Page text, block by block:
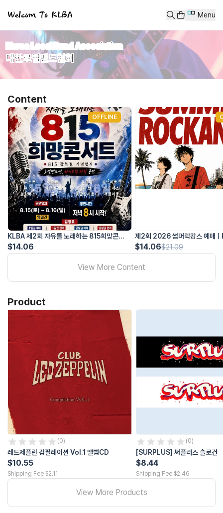
#대한로컬밴드협회 #로컬밴드사관학교 #KLBA #로컬밴드활성화
home
상품
products
콘텐츠
classes
Korea Local Band Asocciation
대한로컬밴드협회
예매, 교육 바로가기
콘텐츠 목록
KLBA 제2회 자유를 노래하는 815희망콘서트
제2회 2026 썸머락캉스 예매ㅣKLBA 여름 코스프레 밴드 클럽 페스티
블랙홀 2026서곡 Live In Daeguㅣ게스트: 빅나인, 룬
[KLBA 2025 레드크리스마스] 락왕 인디밴드페스티벌.양일권. 선착순
[정기공연] [1WATT x RUNE x 게스트.RIZZ] 2025.10.25 FEAST
강사밴드 원와트의 밴드 마스터 클래스
더보기
상품 목록
레드제플린 컴필레이션 Vol.1 앨범CD
[SURPLUS] 써플러스 슬로건
[SURPLUS] 써플러스ㅣ키링 3종
[1Watt] 굿즈 모음ㅣ키링&버클
[MADKEEN] 1ST CD 피어나다
KLBA는 로컬 예술인 교육을 주도해 로컬 음악 문화를 성장 시키고 팬
지금까지 로컬 밴드 예술과는 전혀 다른 문화적 모습을 통해 좀 더 자연
KLBA는 비영리 사업집단이며 모든 사업 비용은 후원금으로 이루어져
classes
고객센터
Welcom To KLBA Menu
Korea Local Band Asocciation
대한로컬밴드협회
Content
OFFLINE
KLBA 제2회 자유를 노래하는 815희망콘서
트
$14.06
제2회 2026 썸머락캉스 예매
코스프레 밴드 클럽 페스티벌 (
원수 확인 필수)
$14.06$21.09
View More Content
Product
(0)
레드제플린 컴필레이션 Vol.1 앨범CD
$10.55
Shipping Fee $2.11
(0)
[SURPLUS] 써플러스 슬로건
$8.44
Shipping Fee $2.46
View More Products